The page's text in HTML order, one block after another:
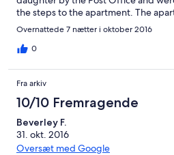
the steps to the apartment. The
and we were shown around and
apartment is spacious and well laid
British news channels. The balcony
has stunning views over the marina,
to Puerto Rico. The roof terrace is
the hot tub and again the stunning
built in cupboard in the bedroom so
for clothes, bags etc. We have no
this apartment as we're sure you will
Overnattede 7 nætter i oktober 2016
0
Fra arkiv
10/10 Fremragende
Beverley F.
31. okt. 2016
Oversæt med Google